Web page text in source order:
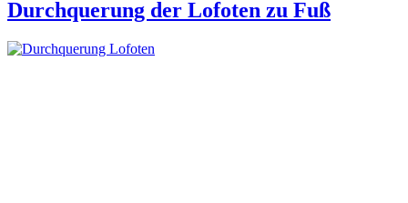
Durchquerung der Lofoten zu Fuß